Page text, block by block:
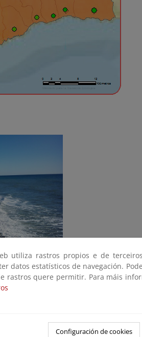
de baños (Próxima ejecución)
utiliza rastros propios e de
datos estatísticos de navegación.
rastros quere permitir. Para máis
Configuración de cookies